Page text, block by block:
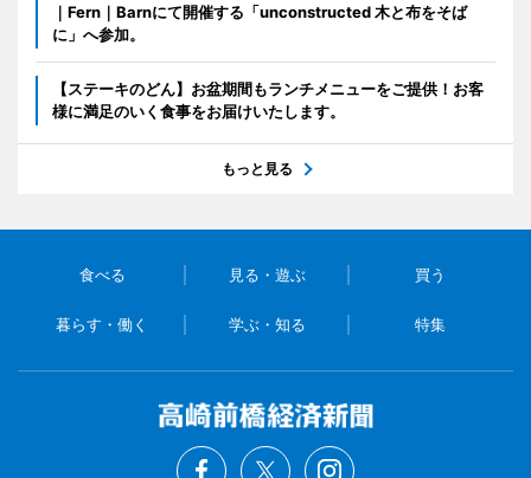
｜Fern｜Barnにて開催する「unconstructed 木と布をそば
に」へ参加。
【ステーキのどん】お盆期間もランチメニューをご提供！お客
様に満足のいく食事をお届けいたします。
もっと見る
食べる 見る・遊ぶ 買う
暮らす・働く 学ぶ・知る 特集